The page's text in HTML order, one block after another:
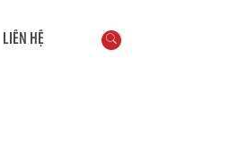
LIÊN HỆ